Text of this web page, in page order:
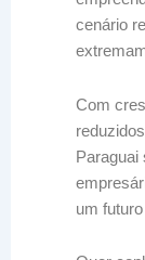
cenário
Com
Paraguai
um